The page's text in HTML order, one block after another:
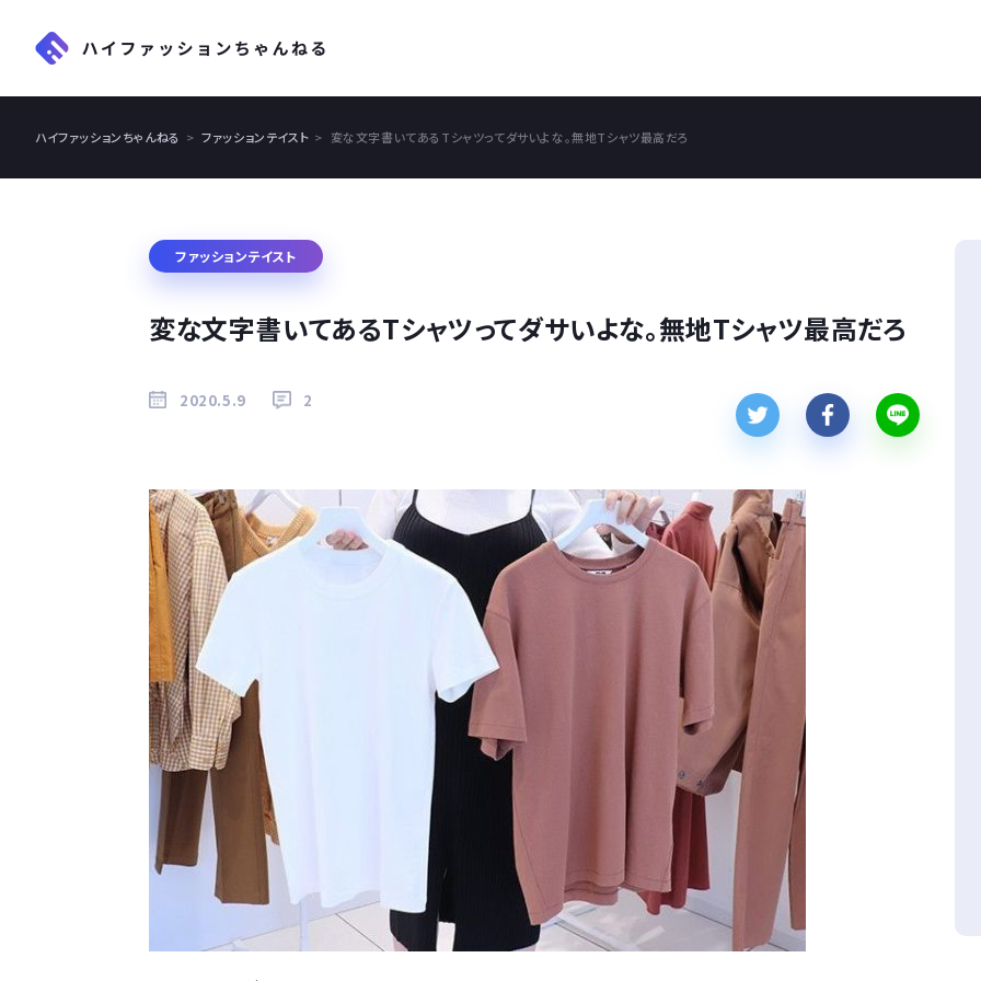
ハイファッションちゃんねる ファッションテイスト 変な文字書いてあるTシャツってダサいよな。無地Tシャツ最高だろ
ファッションテイスト
変な文字書いてあるTシャツってダサいよな。無地Tシャツ最高だろ
2020.5.9 2